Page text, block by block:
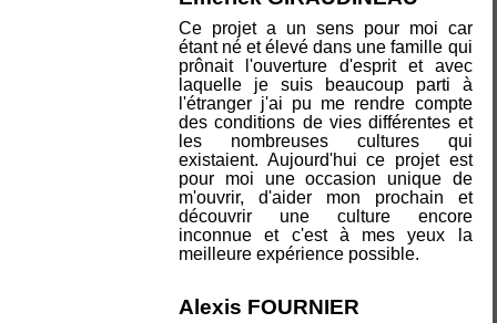
Ce projet a un sens pour moi car
étant né et élevé dans une famille qui
prônait l'ouverture d'esprit et avec
laquelle je suis beaucoup parti à
l'étranger j'ai pu me rendre compte
des conditions de vies différentes et
les nombreuses cultures qui
existaient. Aujourd'hui ce projet est
pour moi une occasion unique de
m'ouvrir, d'aider mon prochain et
découvrir une culture encore
inconnue et c'est à mes yeux la
meilleure expérience possible.
Alexis FOURNIER